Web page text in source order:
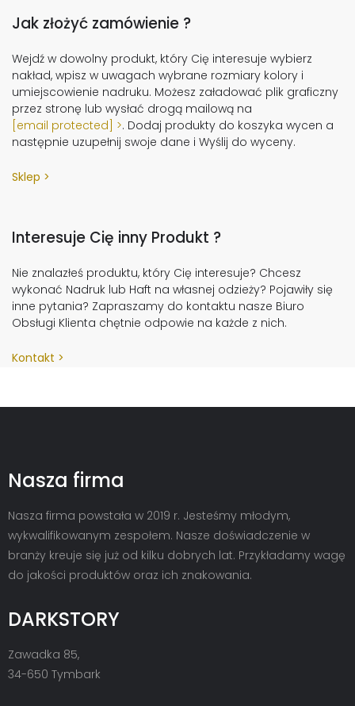
Jak złożyć zamówienie ?
Wejdź w dowolny produkt, który Cię interesuje wybierz
nakład, wpisz w uwagach wybrane rozmiary kolory i
umiejscowienie nadruku. Możesz załadować plik graficzny
przez stronę lub wysłać drogą mailową na
[email protected]
. Dodaj produkty do koszyka wycen a
następnie uzupełnij swoje dane i Wyślij do wyceny.
Sklep
Interesuje Cię inny Produkt ?
Nie znalazłeś produktu, który Cię interesuje? Chcesz
wykonać Nadruk lub Haft na własnej odzieży? Pojawiły się
inne pytania? Zapraszamy do kontaktu nasze Biuro
Obsługi Klienta chętnie odpowie na każde z nich.
Kontakt
Nasza firma
Nasza firma powstała w 2019 r. Jesteśmy młodym,
wykwalifikowanym zespołem. Nasze doświadczenie w
branży kreuje się już od kilku dobrych lat. Przykładamy wagę
do jakości produktów oraz ich znakowania.
DARKSTORY
Zawadka 85,
34-650 Tymbark